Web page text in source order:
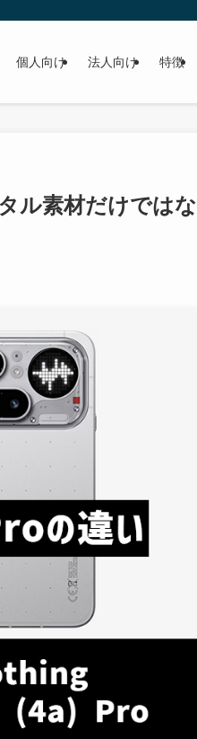
個人向け 法人向け 特徴
ル素材だけではな